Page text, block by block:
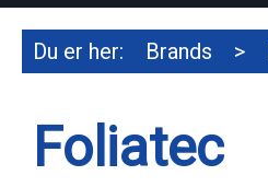
Du er her: Brands >
Foliatec